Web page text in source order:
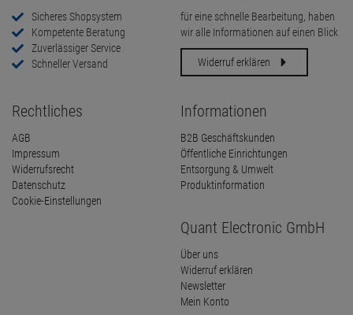
Sicheres Shopsystem
Kompetente Beratung
Zuverlässiger Service
Schneller Versand
für eine schnelle Bearbeitung, haben
wir alle Informationen auf einen Blick
Widerruf erklären
Rechtliches
AGB
Impressum
Widerrufsrecht
Datenschutz
Cookie-Einstellungen
Informationen
B2B Geschäftskunden
Öffentliche Einrichtungen
Entsorgung & Umwelt
Produktinformation
Quant Electronic GmbH
Über uns
Widerruf erklären
Newsletter
Mein Konto